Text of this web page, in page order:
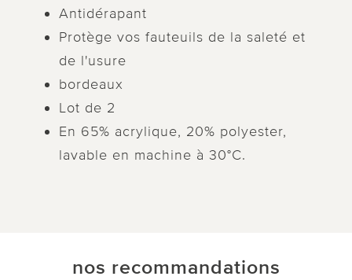
Antidérapant
Protège vos fauteuils de la saleté et
de l'usure
bordeaux
Lot de 2
En 65% acrylique, 20% polyester,
lavable en machine à 30°C.
nos recommandations